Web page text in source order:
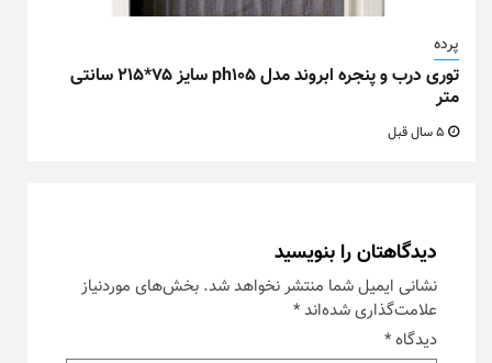
پرده
توری درب و پنجره ابروند مدل ph105 سایز ۷۵*۲۱۵ سانتی
متر
دیدگاهتان را بنویسید
نشانی ایمیل شما منتشر نخواهد شد. بخش‌های موردنیاز
علامت‌گذاری شده‌اند*
دیدگاه*